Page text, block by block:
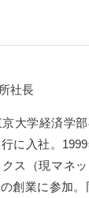
社長
大学経済学
に入社。
ス（現マネッ
創業に参加